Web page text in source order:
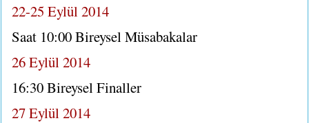
22-25 Eylül 2014
Saat 10:00 Bireysel Müsabakalar
26 Eylül 2014
16:30 Bireysel Finaller
27 Eylül 2014